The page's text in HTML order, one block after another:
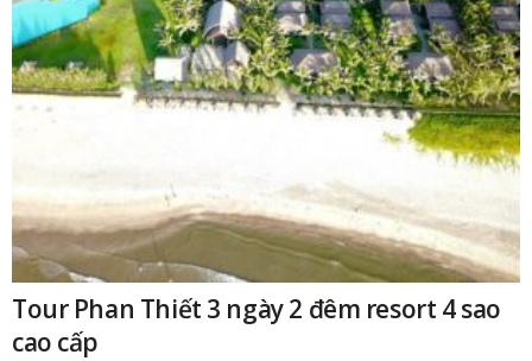
Tour Phan Thiết 3 ngày 2 đêm resort 4 sao
cao cấp